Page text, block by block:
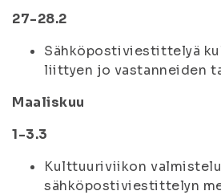
27-28.2
Sähköpostiviestittelyä
liittyen jo vastanneiden
Maaliskuu
1-3.3
Kulttuuriviikon
sähköpostiviestittelyn